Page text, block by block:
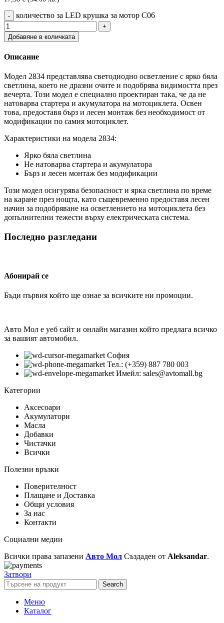
количество за LED крушка за мотор C06
Добавяне в количката
Описание
Модел 2834 представлява светодиодно осветление с ярко бяла
светлина, което не дразни очите и подобрява видимостта през
вечерта. Този модел е специално проектиран така, че да не
натоварва стартера и акумулатора на мотоциклета. Освен
това, предоставя бърз и лесен монтаж без необходимост от
модификации по самия мотоциклет.
Характеристики на модела 2834:
Ярко бяла светлина
Не натоварва стартера и акумулатора
Бърз и лесен монтаж без модификации
Този модел осигурява безопасност и ярка светлина по време
на каране през нощта, като същевременно предоставя лесен
начин за подобряване на осветлението на мотоциклета без
допълнителни тежести върху електрическата система.
Последно разгледани
Абонирай се
Бъди първия който ще ознае за всичките ни промоции.
Авто Мол е уеб сайт и онлайн магазин който предлага всичко
за вашият автомобил.
София
Тел.: (+359) 887 780 003
Имейл: sales@avtomall.bg
Категории
Аксесоари
Акумулатори
Масла
Добавки
Чистачки
Всички
Полезни връзки
Поверителност
Плащане и Доставка
Общи условия
За нас
Контакти
Социални медии
Всички права запазени Авто Мол Създаден от Aleksandar.
Затвори
Search
Меню
Каталог